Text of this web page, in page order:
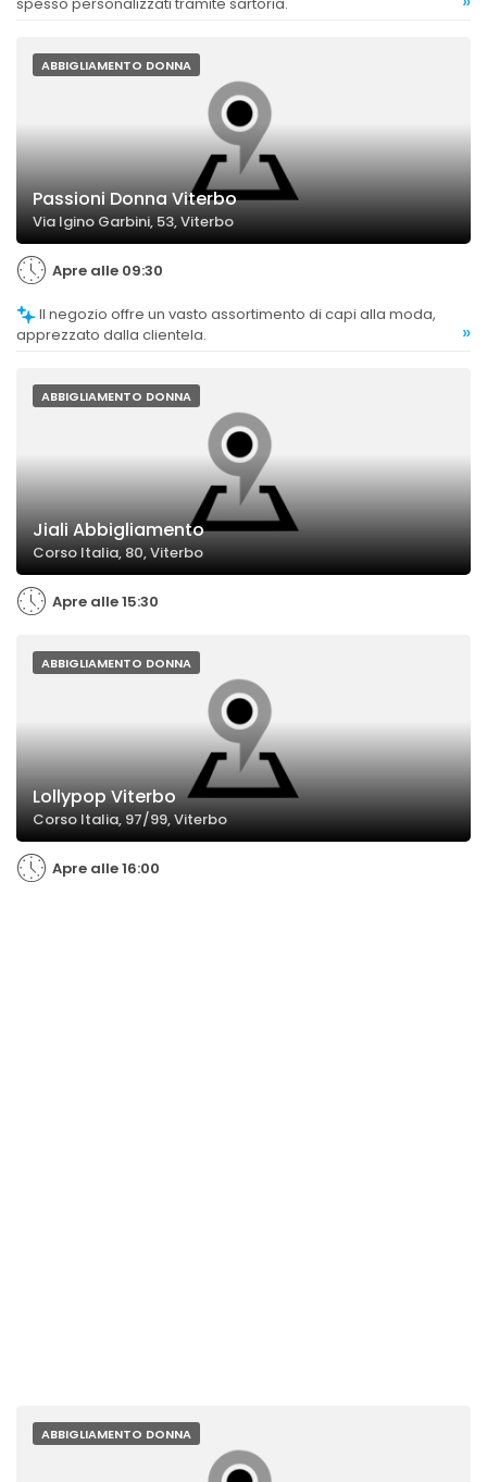
ABBIGLIAMENTO DONNA
Passioni Donna Viterbo
Via Igino Garbini, 53, Viterbo
Apre alle 09:30
apprezzato dalla clientela.
»
ABBIGLIAMENTO DONNA
Jiali Abbigliamento
Corso Italia, 80, Viterbo
Apre alle 15:30
ABBIGLIAMENTO DONNA
Lollypop Viterbo
Corso Italia, 97/99, Viterbo
Apre alle 16:00
ABBIGLIAMENTO DONNA